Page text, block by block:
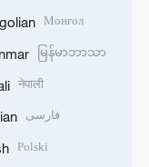
Монгол
မြန်မာဘာသာ
नेपाली
فارسی
Polski